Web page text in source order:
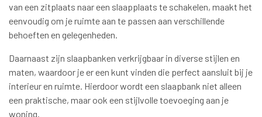
van een zitplaats naar een slaapplaats te schakelen, maakt het
eenvoudig om je ruimte aan te passen aan verschillende
behoeften en gelegenheden.
Daarnaast zijn slaapbanken verkrijgbaar in diverse stijlen en
maten, waardoor je er een kunt vinden die perfect aansluit bij je
interieur en ruimte. Hierdoor wordt een slaapbank niet alleen
een praktische, maar ook een stijlvolle toevoeging aan je
woning.